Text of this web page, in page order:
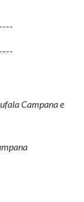
Campana e